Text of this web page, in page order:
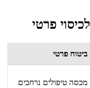
פרטי
ביטוח פרטי
מכסה טיפולים נרחבים